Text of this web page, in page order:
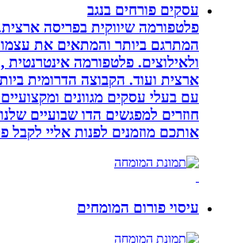
עסקים פורחים בנגב
פלטפורמה שיווקית בפריסה ארצית.
המתרגם ביותר והמתאים את עצמו
ולאילוצים. פלטפורמה אינטרנטית ,
ארצית ועוד. הקבוצה הדרומית ביותר
עם בעלי עסקים מגוונים ומקצועיים
חוזרים למפגשים הדו שבועיים שלנו , אם
אותכם מוזמנים לפנות אליי לקבל
עיסוי פורום המומחים